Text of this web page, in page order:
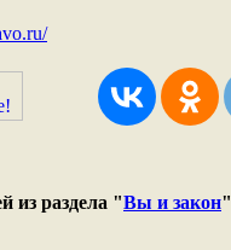
из раздела "Вы и закон"